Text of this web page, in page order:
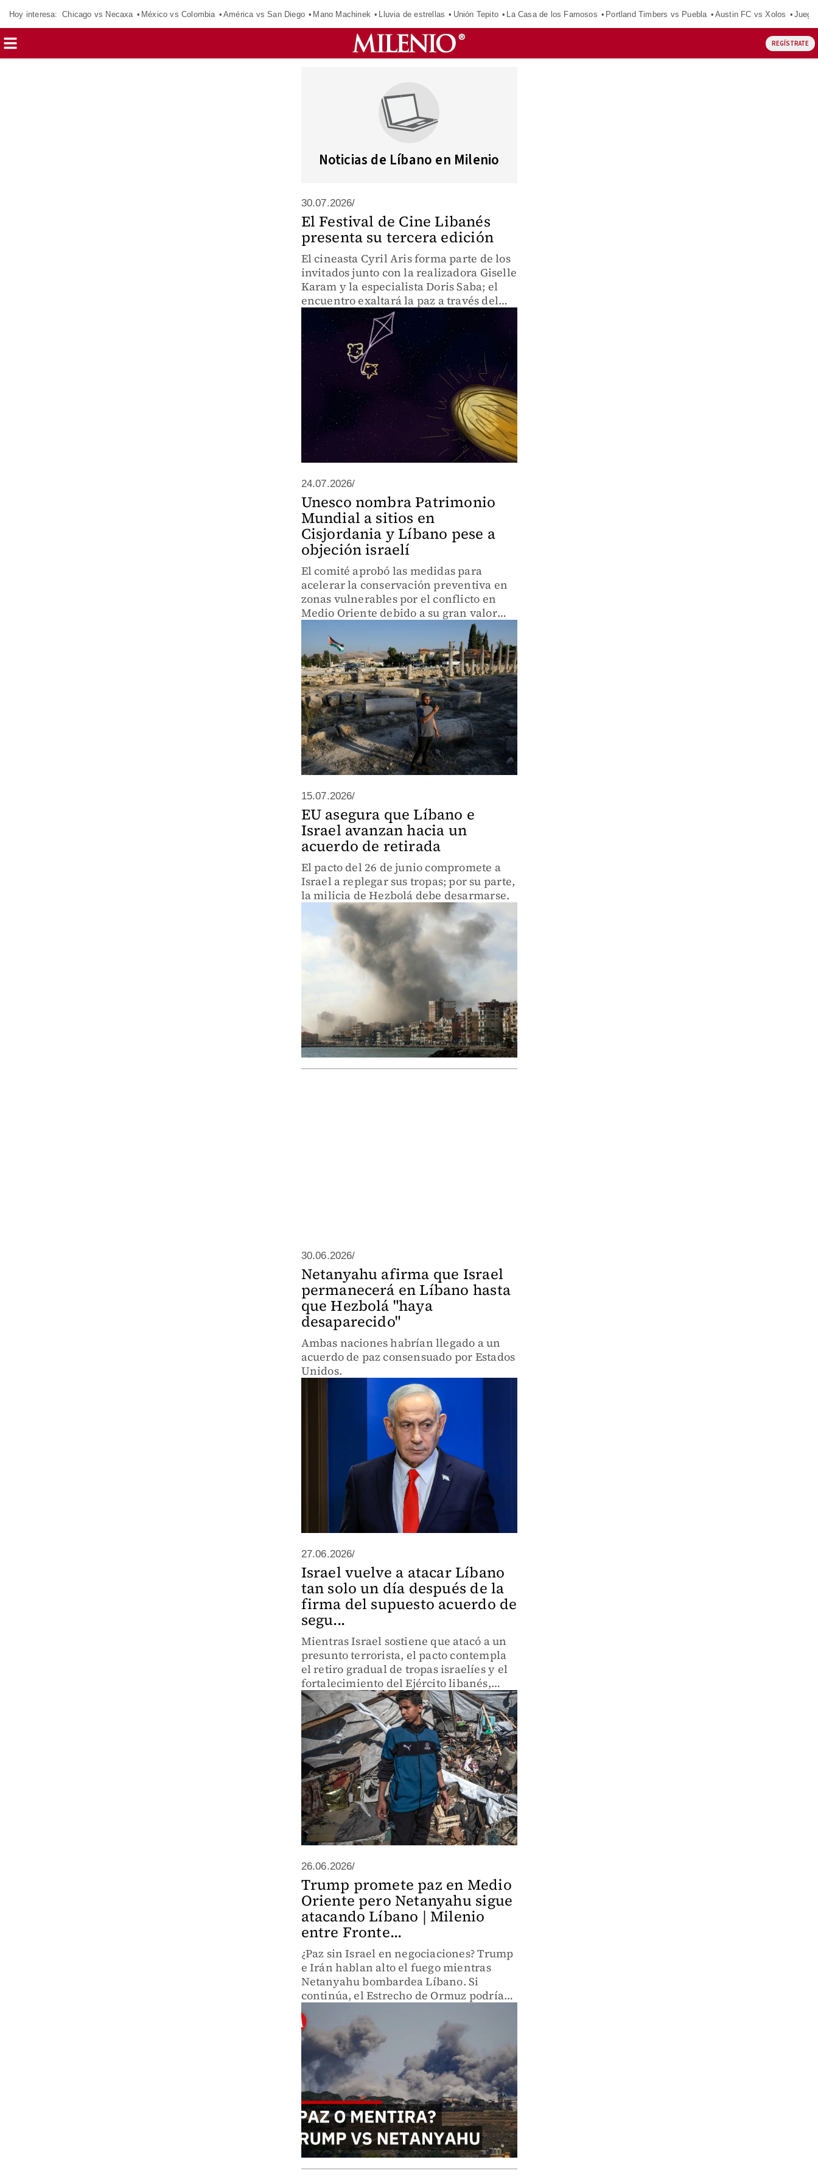
Hoy interesa: Chicago vs Necaxa México vs Colombia América vs San Diego Mano Machinek Lluvia de estrellas Unión Tepito La Casa de los Famosos Portland Timbers vs Puebla Austin FC vs Xolos
REGÍSTRATE
Noticias de Líbano en Milenio
30.07.2026/
El Festival de Cine Libanés
presenta su tercera edición
El cineasta Cyril Aris forma parte de los
invitados junto con la realizadora Giselle
Karam y la especialista Doris Saba; el
encuentro exaltará la paz a través del
lenguaje cinematográfico en medio del
conflicto bélico que padece.
24.07.2026/
Unesco nombra Patrimonio
Mundial a sitios en
Cisjordania y Líbano pese a
objeción israelí
El comité aprobó las medidas para
acelerar la conservación preventiva en
zonas vulnerables por el conflicto en
Medio Oriente debido a su gran valor
15.07.2026/
EU asegura que Líbano e
Israel avanzan hacia un
acuerdo de retirada
El pacto del 26 de junio compromete a
Israel a replegar sus tropas; por su parte,
la milicia de Hezbolá debe desarmarse.
30.06.2026/
Netanyahu afirma que Israel
permanecerá en Líbano hasta
que Hezbolá "haya
desaparecido"
Ambas naciones habrían llegado a un
acuerdo de paz consensuado por Estados
Unidos.
27.06.2026/
Israel vuelve a atacar Líbano
tan solo un día después de la
firma del supuesto acuerdo de
segu...
Mientras Israel sostiene que atacó a un
presunto terrorista, el pacto contempla
el retiro gradual de tropas israelíes y el
fortalecimiento del Ejército libanés,
aunque Hizbulá rechaza el acuerdo.
26.06.2026/
Trump promete paz en Medio
Oriente pero Netanyahu sigue
atacando Líbano | Milenio
entre Fronte...
¿Paz sin Israel en negociaciones? Trump
e Irán hablan alto el fuego mientras
Netanyahu bombardea Líbano. Si
continúa, el Estrecho de Ormuz podría
cerrarse y desencadenar crisis
financiera global.